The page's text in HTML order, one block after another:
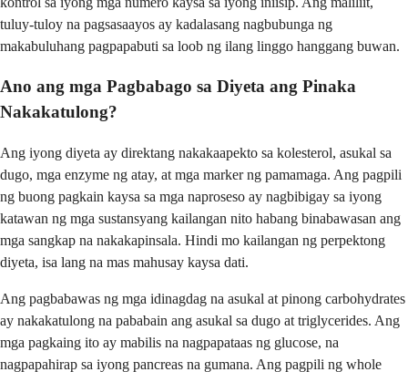
tuluy-tuloy na pagsasaayos ay kadalasang nagbubunga ng
makabuluhang pagpapabuti sa loob ng ilang linggo hanggang buwan.
Ano ang mga Pagbabago sa Diyeta ang Pinaka
Nakakatulong?
Ang iyong diyeta ay direktang nakakaapekto sa kolesterol, asukal sa
dugo, mga enzyme ng atay, at mga marker ng pamamaga. Ang pagpili
ng buong pagkain kaysa sa mga naproseso ay nagbibigay sa iyong
katawan ng mga sustansyang kailangan nito habang binabawasan ang
mga sangkap na nakakapinsala. Hindi mo kailangan ng perpektong
diyeta, isa lang na mas mahusay kaysa dati.
Ang pagbabawas ng mga idinagdag na asukal at pinong carbohydrates
ay nakakatulong na pababain ang asukal sa dugo at triglycerides. Ang
mga pagkaing ito ay mabilis na nagpapataas ng glucose, na
nagpapahirap sa iyong pancreas na gumana. Ang pagpili ng whole